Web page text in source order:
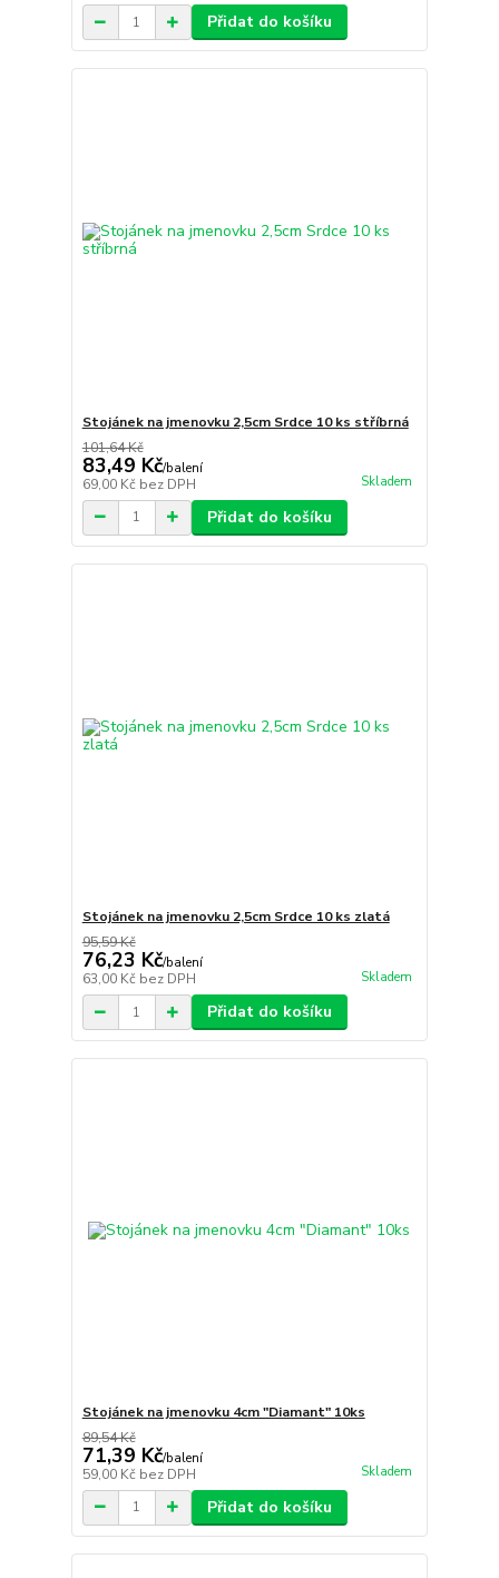
Přidat do košíku
Stojánek na jmenovku 2,5cm Srdce 10 ks stříbrná
101,64 Kč
83,49 Kč/balení
69,00 Kč bez DPH Skladem
Přidat do košíku
Stojánek na jmenovku 2,5cm Srdce 10 ks zlatá
95,59 Kč
76,23 Kč/balení
63,00 Kč bez DPH Skladem
Přidat do košíku
Stojánek na jmenovku 4cm "Diamant" 10ks
89,54 Kč
71,39 Kč/balení
59,00 Kč bez DPH Skladem
Přidat do košíku